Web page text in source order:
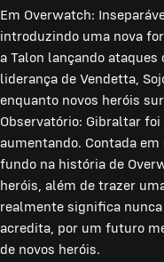
Em Overwatch:
introduzindo uma nova
a Talon lançando ataques
liderança de Vendetta,
enquanto novos heróis
Observatório: Gibraltar foi
aumentando. Contada
fundo na história de
heróis, além de trazer
realmente significa
acredita, por um futuro
de novos heróis.